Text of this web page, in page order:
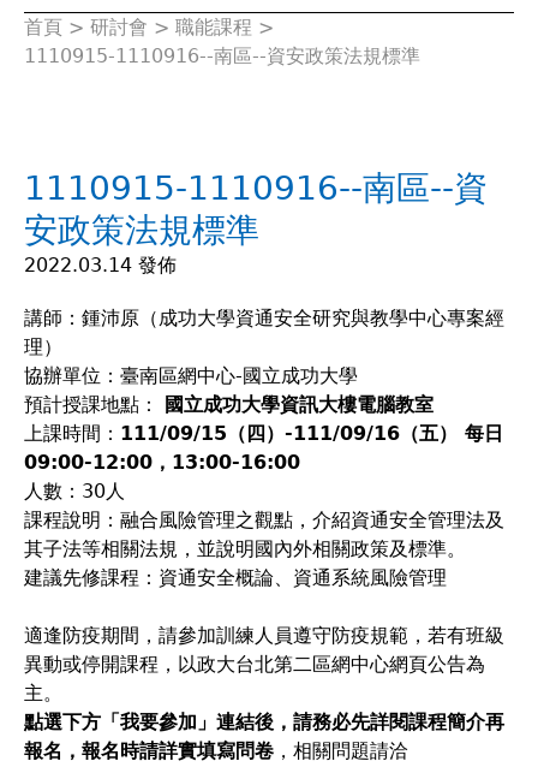
您
裡
首頁 > 研討會 > 職能課程 >
1110915-1110916--南區--資安政策法規標準
1110915-1110916--南區--資
安政策法規標準
2022.03.14 發佈
講師：鍾沛原（成功大學資通安全研究與教學中心專案經
理）
協辦單位：臺南區網中心-國立成功大學
預計授課地點 ：
國立成功大學資訊大樓電腦教室
上課時間： 111/09/15（四）-111/09/16（五） 每日
09:00-12:00，13:00-16:00
人數：30人
課程說明：融合風險管理之觀點，介紹資通安全管理法及
其子法等相關法規，並說明國內外相關政策及標準。
建議先修課程：資通安全概論、資通系統風險管理
適逢防疫期間，請參加訓練人員遵守防疫規範，若有班級
異動或停開課程，以政大台北第二區網中心網頁公告為
主。
點選下方「我要參加」連結後，請務必先詳閱課程簡介再
報名，報名時請詳實填寫問卷 ，相關問題請洽